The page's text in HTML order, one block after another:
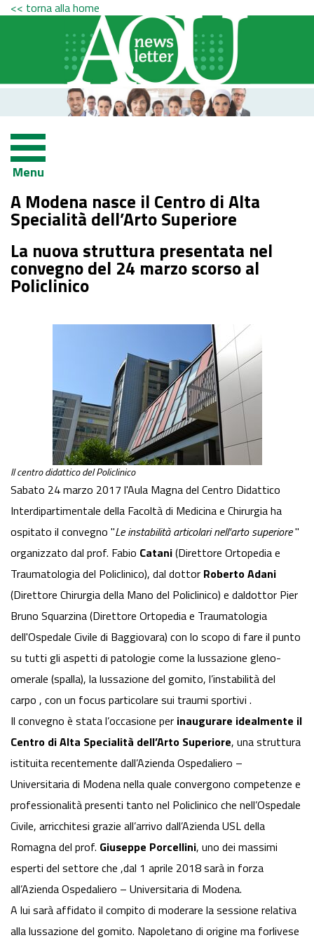
<< torna alla home
Menu
A Modena nasce il Centro di Alta
Specialità dell’Arto Superiore
La nuova struttura presentata nel
convegno del 24 marzo scorso al
Policlinico
Il centro didattico del Policlinico
Sabato 24 marzo 2017 l'Aula Magna del Centro Didattico
Interdipartimentale della Facoltà di Medicina e Chirurgia ha
ospitato il convegno "Le instabilità articolari nell'arto superiore"
organizzato dal prof. Fabio Catani(Direttore Ortopedia e
Traumatologia del Policlinico), dal dottor Roberto Adani
(Direttore Chirurgia della Mano del Policlinico) e daldottor Pier
Bruno Squarzina (Direttore Ortopedia e Traumatologia
dell'Ospedale Civile di Baggiovara) con lo scopo di fare il punto
su tutti gli aspetti di patologie come la lussazione gleno-
omerale (spalla), la lussazione del gomito, l’instabilità del
carpo , con un focus particolare sui traumi sportivi .
Il convegno è stata l’occasione per inaugurare idealmente il
Centro di Alta Specialità dell’Arto Superiore, una struttura
istituita recentemente dall’Azienda Ospedaliero –
Universitaria di Modena nella quale convergono competenze e
professionalità presenti tanto nel Policlinico che nell’Ospedale
Civile, arricchitesi grazie all’arrivo dall’Azienda USL della
Romagna del prof. Giuseppe Porcellini, uno dei massimi
esperti del settore che ,dal 1 aprile 2018 sarà in forza
all’Azienda Ospedaliero – Universitaria di Modena.
A lui sarà affidato il compito di moderare la sessione relativa
alla lussazione del gomito. Napoletano di origine ma forlivese